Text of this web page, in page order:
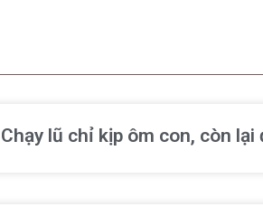
Chạy lũ chỉ kịp ôm con, còn